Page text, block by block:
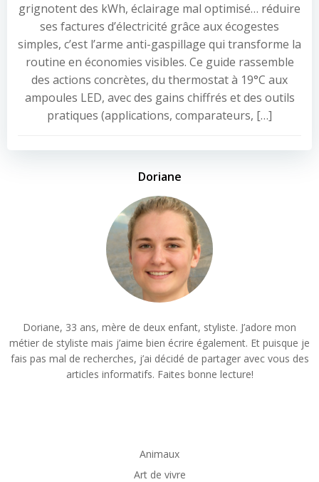
grignotent des kWh, éclairage mal optimisé… réduire
ses factures d’électricité grâce aux écogestes
simples, c’est l’arme anti-gaspillage qui transforme la
routine en économies visibles. Ce guide rassemble
des actions concrètes, du thermostat à 19°C aux
ampoules LED, avec des gains chiffrés et des outils
pratiques (applications, comparateurs, […]
Doriane
Doriane, 33 ans, mère de deux enfant, styliste. J’adore mon
métier de styliste mais j’aime bien écrire également. Et puisque je
fais pas mal de recherches, j’ai décidé de partager avec vous des
articles informatifs. Faites bonne lecture!
Animaux
Art de vivre